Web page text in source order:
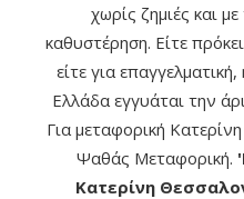
χωρίς ζημιές και
καθυστέρηση. Είτε
είτε για
Ελλάδα εγγυάται την
Για μεταφορική
Ψαθάς Μεταφορική.
Κατερίνη